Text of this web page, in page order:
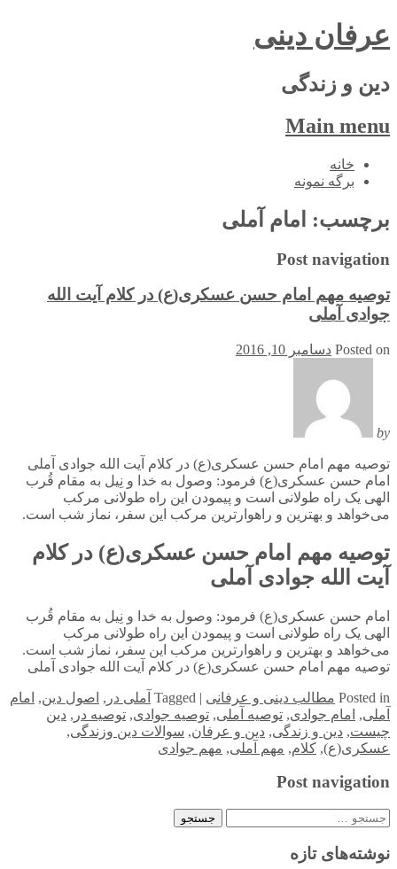
عرفان دینی
دین و زندگی
Main menu
Skip
خانه
برگه نمونه
برچسب: امام آملی
Post navigation
توصیه مهم امام حسن عسکری(ع) در کلام آیت الله
جوادی آملی
Posted on دسامبر 10, 2016
by
توصیه مهم امام حسن عسکری(ع) در کلام آیت الله جوادی آملی
امام حسن عسکری(ع) فرمود: وصول به خدا و نِیل به مقام قُرب
الهی یک راه طولانی است و پیمودن این راه طولانی مرکب
می‌خواهد و بهترین و راهوارترین مرکب این سفر، نماز شب است.
توصیه مهم امام حسن عسکری(ع) در کلام
آیت الله جوادی آملی
امام حسن عسکری(ع) فرمود: وصول به خدا و نِیل به مقام قُرب
الهی یک راه طولانی است و پیمودن این راه طولانی مرکب
می‌خواهد و بهترین و راهوارترین مرکب این سفر، نماز شب است.
توصیه مهم امام حسن عسکری(ع) در کلام آیت الله جوادی آملی
Posted in مطالب دینی و عرفانی |
Tagged آملی در , اصول دین, امام
آملی, امام جوادی, توصیه آملی, توصیه جوادی, توصیه در , دین
چیست, دین و زندگی, دین و عرفان, سوالات دین وزندگی,
عسکری(ع), کلام, مهم آملی, مهم جوادی
Post navigation
جستجو
نوشته‌های تازه